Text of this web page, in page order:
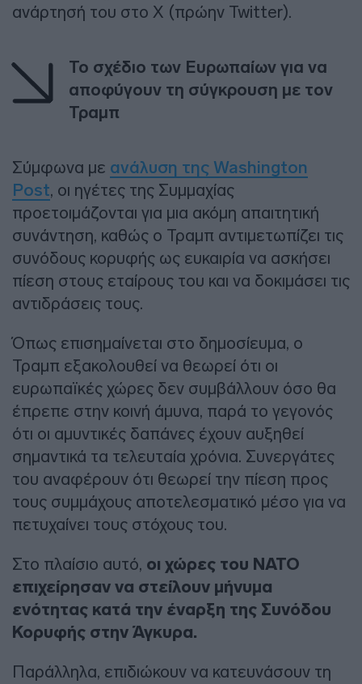
ανάρτησή του στο X (πρώην Twitter).
Το σχέδιο των Ευρωπαίων για να
αποφύγουν τη σύγκρουση με τον
Τραμπ
Σύμφωνα με ανάλυση της Washington
Post, οι ηγέτες της Συμμαχίας
προετοιμάζονται για μια ακόμη απαιτητική
συνάντηση, καθώς ο Τραμπ αντιμετωπίζει τις
συνόδους κορυφής ως ευκαιρία να ασκήσει
πίεση στους εταίρους του και να δοκιμάσει τις
αντιδράσεις τους.
Όπως επισημαίνεται στο δημοσίευμα, ο
Τραμπ εξακολουθεί να θεωρεί ότι οι
ευρωπαϊκές χώρες δεν συμβάλλουν όσο θα
έπρεπε στην κοινή άμυνα, παρά το γεγονός
ότι οι αμυντικές δαπάνες έχουν αυξηθεί
σημαντικά τα τελευταία χρόνια. Συνεργάτες
του αναφέρουν ότι θεωρεί την πίεση προς
τους συμμάχους αποτελεσματικό μέσο για να
πετυχαίνει τους στόχους του.
Στο πλαίσιο αυτό, οι χώρες του ΝΑΤΟ
επιχείρησαν να στείλουν μήνυμα
ενότητας κατά την έναρξη της Συνόδου
Κορυφής στην Άγκυρα.
Παράλληλα, επιδιώκουν να κατευνάσουν τη